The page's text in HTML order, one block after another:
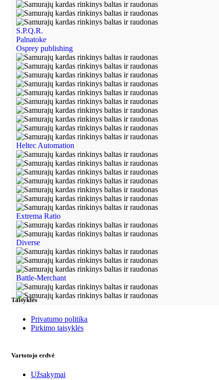
S.P.Q.R.
Palnatoke
Osprey publishing
Heltec Automation
Extrema Ratio
Diverse
Battle-Merchant
Taisyklės
Privatumo politika
Pirkimo taisyklės
Vartotojo erdvė
Užsakymai